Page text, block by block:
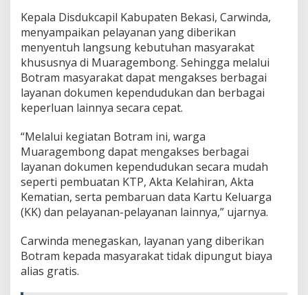
a
t
k
a
n
L
a
y
a
a
n
B
o
t
r
a
Kepala Disdukcapil Kabupaten Bekasi, Carwinda,
menyampaikan pelayanan yang diberikan
menyentuh langsung kebutuhan masyarakat
khususnya di Muaragembong. Sehingga melalui
Botram masyarakat dapat mengakses berbagai
layanan dokumen kependudukan dan berbagai
keperluan lainnya secara cepat.
“Melalui kegiatan Botram ini, warga
Muaragembong dapat mengakses berbagai
layanan dokumen kependudukan secara mudah
seperti pembuatan KTP, Akta Kelahiran, Akta
Kematian, serta pembaruan data Kartu Keluarga
(KK) dan pelayanan-pelayanan lainnya,” ujarnya.
Carwinda menegaskan, layanan yang diberikan
Botram kepada masyarakat tidak dipungut biaya
alias gratis.